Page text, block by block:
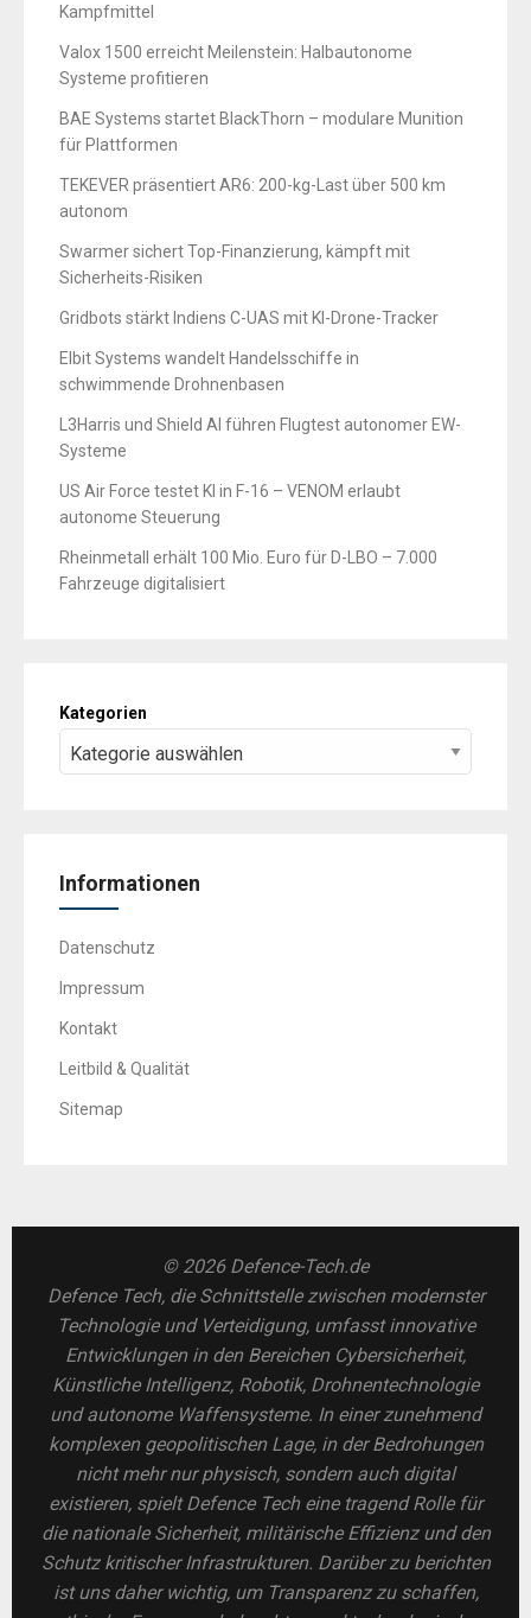
Kampfmittel
Valox 1500 erreicht Meilenstein: Halbautonome
Systeme profitieren
BAE Systems startet BlackThorn – modulare Munition
für Plattformen
TEKEVER präsentiert AR6: 200-kg-Last über 500 km
autonom
Swarmer sichert Top-Finanzierung, kämpft mit
Sicherheits-Risiken
Gridbots stärkt Indiens C-UAS mit KI-Drone-Tracker
Elbit Systems wandelt Handelsschiffe in
schwimmende Drohnenbasen
L3Harris und Shield AI führen Flugtest autonomer EW-
Systeme
US Air Force testet KI in F-16 – VENOM erlaubt
autonome Steuerung
Rheinmetall erhält 100 Mio. Euro für D-LBO – 7.000
Fahrzeuge digitalisiert
Kategorien
Informationen
Datenschutz
Impressum
Kontakt
Leitbild & Qualität
Sitemap
© 2026 Defence-Tech.de
Defence Tech, die Schnittstelle zwischen modernster
Technologie und Verteidigung, umfasst innovative
Entwicklungen in den Bereichen Cybersicherheit,
Künstliche Intelligenz, Robotik, Drohnentechnologie
und autonome Waffensysteme. In einer zunehmend
komplexen geopolitischen Lage, in der Bedrohungen
nicht mehr nur physisch, sondern auch digital
existieren, spielt Defence Tech eine tragend Rolle für
die nationale Sicherheit, militärische Effizienz und den
Schutz kritischer Infrastrukturen. Darüber zu berichten
ist uns daher wichtig, um Transparenz zu schaffen,